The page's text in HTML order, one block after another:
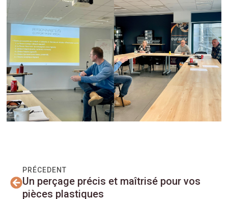
PRÉCEDENT
Un perçage précis et maîtrisé pour vos
pièces plastiques